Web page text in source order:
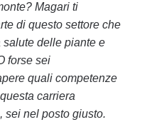
Magari ti
di questo settore che
delle piante e
forse sei
quali competenze
carriera
sei nel posto giusto.